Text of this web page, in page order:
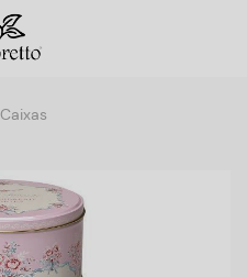
Caixas